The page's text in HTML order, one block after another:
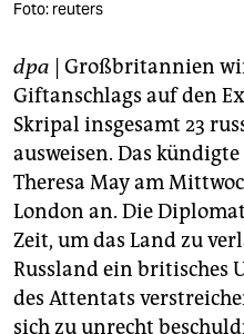
shop
fragen & hilfe
unterstützen
abo
genossenschaft
epaper login
Foto: reuters
dpa | Großbritannien
Giftanschlags auf den
Skripal insgesamt 23
ausweisen. Das
Theresa May am
London an. Die
Zeit, um das Land zu
Russland ein
des Attentats
sich zu unrecht